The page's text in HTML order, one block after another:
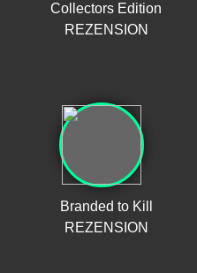
Collectors Edition
REZENSION
Branded to Kill
REZENSION